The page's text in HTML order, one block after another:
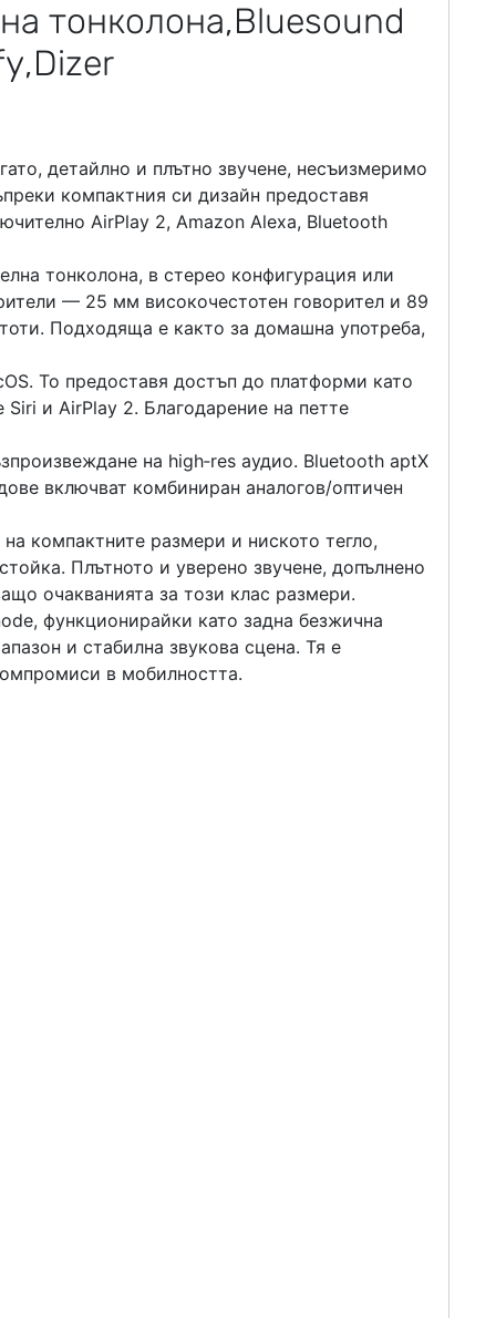
детайлно и плътно звучене, несъизмеримо
компактния си дизайн предоставя
AirPlay 2, Amazon Alexa, Bluetooth
тонколона, в стерео конфигурация или
— 25 мм високочестотен говорител и 89
Подходяща е както за домашна употреба,
То предоставя достъп до платформи като
Siri и AirPlay 2. Благодарение на петте
на high‑res аудио. Bluetooth aptX
включват комбиниран аналогов/оптичен
компактните размери и ниското тегло,
Плътното и уверено звучене, допълнено
очакванията за този клас размери.
функционирайки като задна безжична
и стабилна звукова сцена. Тя е
в мобилността.